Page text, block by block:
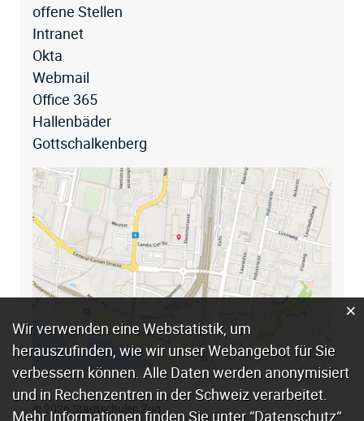
offene Stellen
Intranet
Okta
Webmail
Office 365
Hallenbäder
Gottschalkenberg
© 2026 Stadtschulen Zug
Webstatistik
Wir verwenden eine Webstatistik, um
herauszufinden, wie wir unser Webangebot für Sie
verbessern können. Alle Daten werden anonymisiert
und in Rechenzentren in der Schweiz verarbeitet.
Mehr Informationen finden Sie unter“Datenschutz“.
×